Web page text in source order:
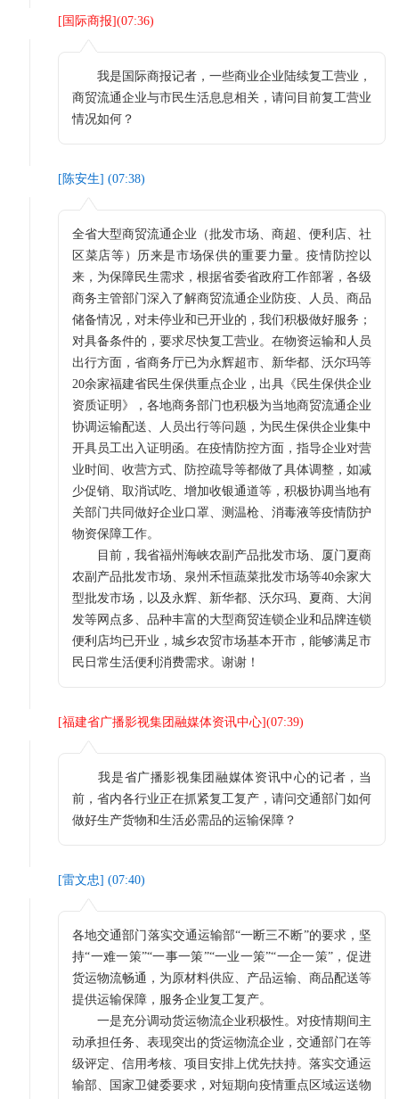
[ 国际商报](07:36)
我是国际商报记者，一些商业企业陆续复工营业，
商贸流通企业与市民生活息息相关，请问目前复工营业
情况如何？
[ 陈安生] (07:38)
全省大型商贸流通企业（批发市场、商超、便利店、社
区菜店等）历来是市场保供的重要力量。疫情防控以
来，为保障民生需求，根据省委省政府工作部署，各级
商务主管部门深入了解商贸流通企业防疫、人员、商品
储备情况，对未停业和已开业的，我们积极做好服务；
对具备条件的，要求尽快复工营业。在物资运输和人员
出行方面，省商务厅已为永辉超市、新华都、沃尔玛等
20余家福建省民生保供重点企业，出具《民生保供企业
资质证明》，各地商务部门也积极为当地商贸流通企业
协调运输配送、人员出行等问题，为民生保供企业集中
开具员工出入证明函。在疫情防控方面，指导企业对营
业时间、收营方式、防控疏导等都做了具体调整，如减
少促销、取消试吃、增加收银通道等，积极协调当地有
关部门共同做好企业口罩、测温枪、消毒液等疫情防护
物资保障工作。
目前，我省福州海峡农副产品批发市场、厦门夏商
农副产品批发市场、泉州禾恒蔬菜批发市场等40余家大
型批发市场，以及永辉、新华都、沃尔玛、夏商、大润
发等网点多、品种丰富的大型商贸连锁企业和品牌连锁
便利店均已开业，城乡农贸市场基本开市，能够满足市
民日常生活便利消费需求。谢谢！
[福建省广播影视集团融媒体资讯中心](07:39)
我是省广播影视集团融媒体资讯中心的记者，当
前，省内各行业正在抓紧复工复产，请问交通部门如何
做好生产货物和生活必需品的运输保障？
[雷文忠] (07:40)
各地交通部门落实交通运输部“一断三不断”的要求，坚
持“一难一策”“一事一策”“一业一策”“一企一策”，促进
货运物流畅通，为原材料供应、产品运输、商品配送等
提供运输保障，服务企业复工复产。
一是充分调动货运物流企业积极性。对疫情期间主
动承担任务、表现突出的货运物流企业，交通部门在等
级评定、信用考核、项目安排上优先扶持。落实交通运
输部、国家卫健委要求，对短期向疫情重点区域运送物